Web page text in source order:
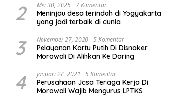
2 Mei 30, 2025 7 Komentar
Meninjau desa terindah di Yogyakarta
yang jadi terbaik di dunia
3 November 27, 2020 5 Komentar
Pelayanan Kartu Putih Di Disnaker
Morowali Di Alihkan Ke Daring
4 Januari 28, 2021 5 Komentar
Perusahaan Jasa Tenaga Kerja Di
Morowali Wajib Mengurus LPTKS